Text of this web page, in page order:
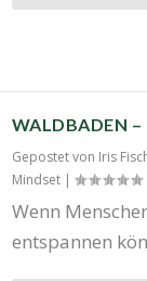
WALDBADEN –
Gepostet von Iris
Mindset|
Wenn
ent­span­nen